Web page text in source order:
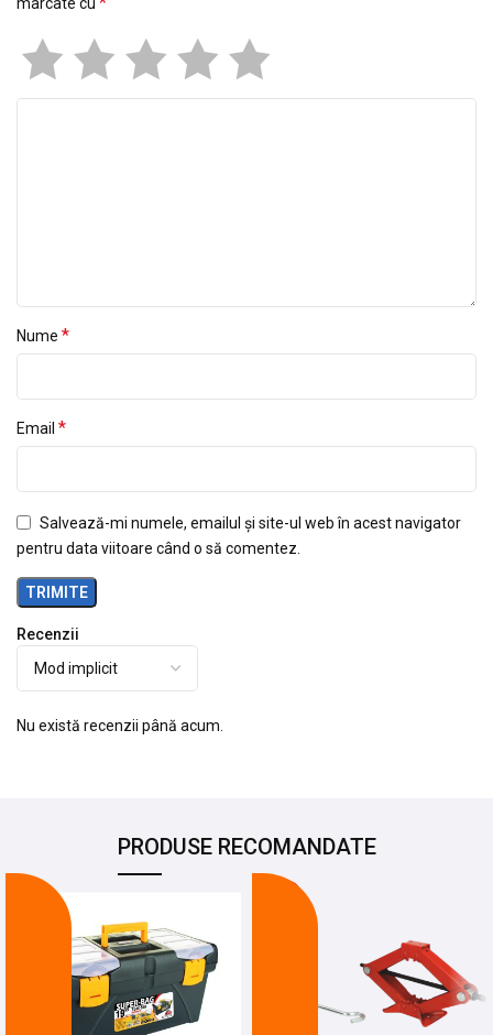
Recenzii
Nu există recenzii până acum.
marcate cu
Nume *
Email *
Salvează-mi numele, emailul și site-ul web în acest navigator
pentru data viitoare când o să comentez.
PRODUSE RECOMANDATE